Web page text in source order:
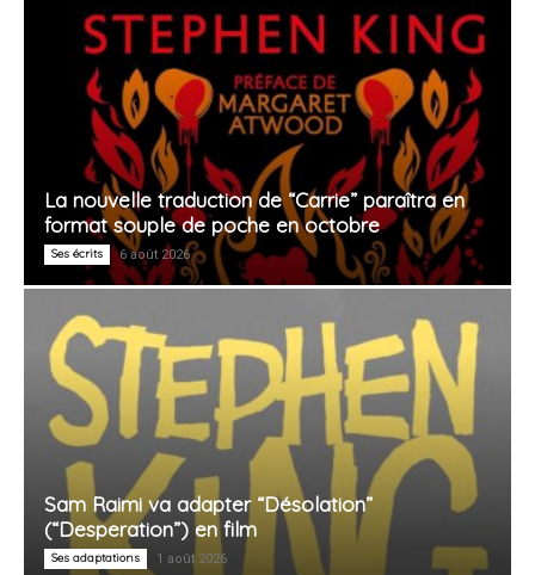
La nouvelle traduction de “Carrie” paraîtra en
format souple de poche en octobre
Ses écrits 6 août 2026
Sam Raimi va adapter “Désolation”
(“Desperation”) en film
Ses adaptations 1 août 2026